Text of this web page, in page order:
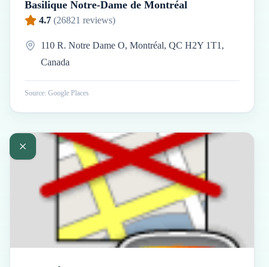
Basilique Notre-Dame de Montréal
4.7 (26821 reviews)
110 R. Notre Dame O, Montréal, QC H2Y 1T1,
Canada
Source: Google Places